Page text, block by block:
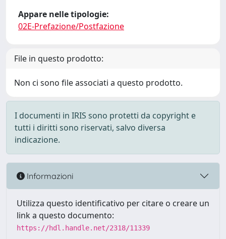
Appare nelle tipologie:
02E-Prefazione/Postfazione
File in questo prodotto:
Non ci sono file associati a questo prodotto.
I documenti in IRIS sono protetti da copyright e
tutti i diritti sono riservati, salvo diversa
indicazione.
Informazioni
Utilizza questo identificativo per citare o creare un
link a questo documento:
https://hdl.handle.net/2318/11339